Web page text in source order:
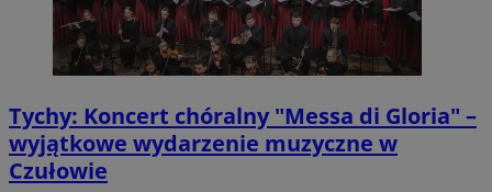
Tychy: Koncert chóralny "Messa di Gloria" –
wyjątkowe wydarzenie muzyczne w
Czułowie